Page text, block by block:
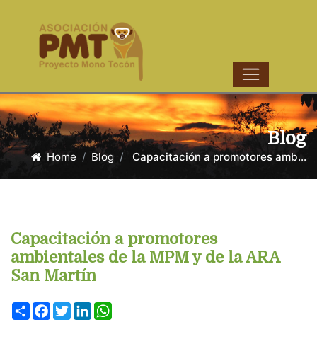
Blog
Home Blog Capacitación a promotores amb...
Capacitación a promotores
ambientales de la MPM y de la ARA
San Martín
ShareFacebook
TwitterLinkedIn